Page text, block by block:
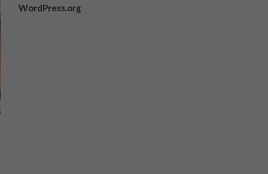
WordPress.org